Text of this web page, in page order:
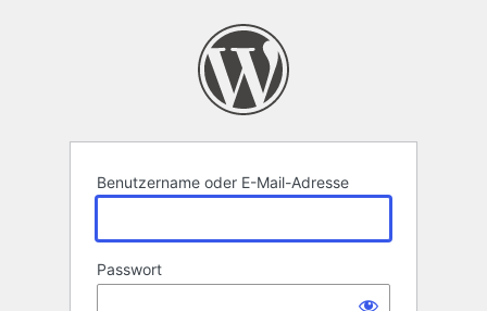
Benutzername oder E-Mail-Adresse
Passwort